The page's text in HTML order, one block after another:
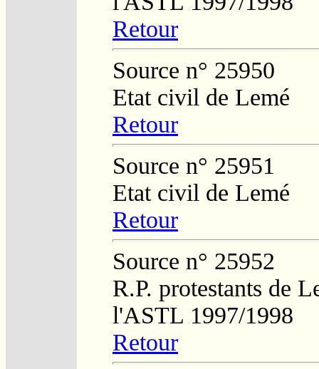
Retour
Source n° 25950
Etat civil de Lemé
Retour
Source n° 25951
Etat civil de Lemé
Retour
Source n° 25952
R.P. protestants de
l'ASTL 1997/1998
Retour